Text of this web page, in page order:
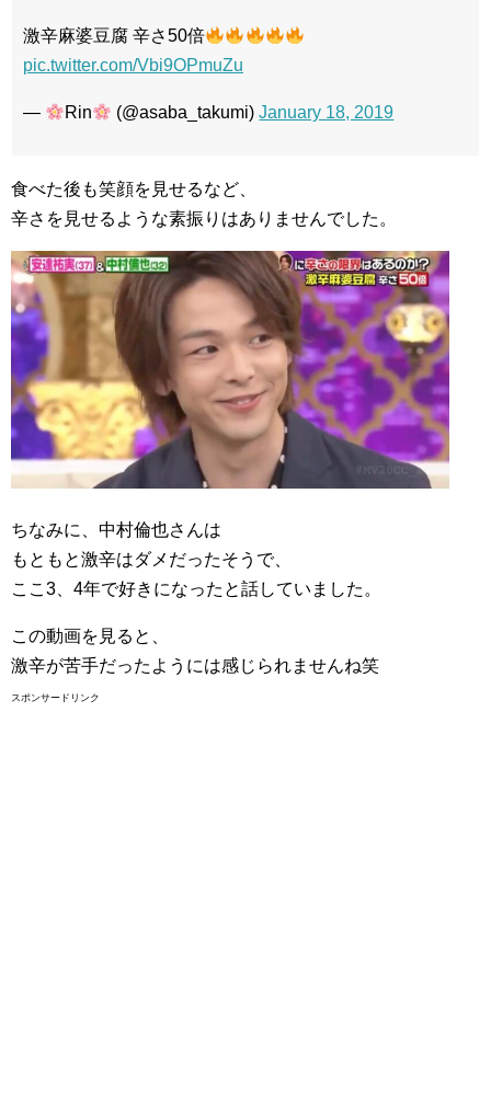
激辛麻婆豆腐 辛さ50倍
pic.twitter.com/Vbi9OPmuZu
— Rin (@asaba_takumi)January 18, 2019
食べた後も笑顔を見せるなど、
辛さを見せるような素振りはありませんでした。
ちなみに、中村倫也さんは
もともと激辛はダメだったそうで、
ここ3、4年で好きになったと話していました。
この動画を見ると、
激辛が苦手だったようには感じられませんね笑
スポンサードリンク